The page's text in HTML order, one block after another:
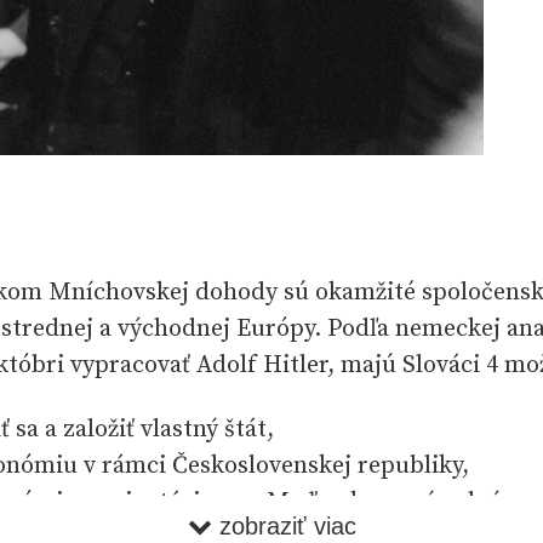
Mníchovskej dohody sú okamžité
a východnej Európy. Podľa nemeckej
vypracovať Adolf Hitler, majú Slováci 4
sa a založiť vlastný štát,
v rámci Československej republiky,
s orientáciou na Maďarsko a prípadným
zobraziť viac